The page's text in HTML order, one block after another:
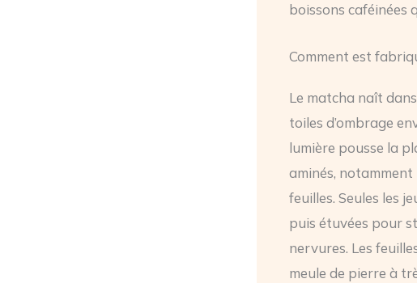
boissons caféinées
Comment est
Le matcha naît
toiles d’ombrage
lumière pousse la
aminés,
feuilles. Seules les
puis étuvées pour
nervures. Les
meule de pierre à